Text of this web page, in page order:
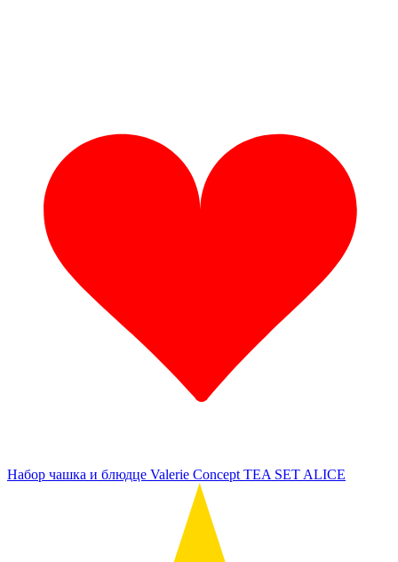
Набор чашка и блюдце Valerie Concept TEA SET ALICE